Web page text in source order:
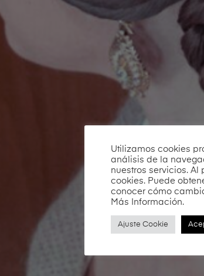
Utilizamos cookies
análisis de la
nuestros servicios.
cookies. Puede
conocer cómo
Más Información.
Ajuste Cookie